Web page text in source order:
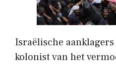
Israëlische
kolonist van het